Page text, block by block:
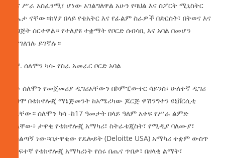
ዋና ሥራ አስፈፃሚ፣ ሆነው አገልግለዋል አሁን የባህል እና ስፖርት ሚኒስትር
ዴኤታ ናቸው።ከሃያ በላይ የቴአትር እና የፊልም ስራዎች በድርሰት፣ በትወና እና
ዝግጅት ሰርተዋል። የተለያዩ ተቋማት የቦርድ ሰብሳቢ እና አባል በመሆን
እያገለገሉ ይገኛሉ።
3ኛ. ሰለሞን ካሳ- የስራ አመራር ቦርድ አባል
አቶ ሰለሞን የመጀመሪያ ዲግሪአቸውን በኮምፒውተር ሳይንስ፣ ሁለተኛ ዲግሪ
ደግሞ በቴክኖሎጂ ማኔጅመንት ከአሜሪካው ጆርጅ ዋሽንግተን ዩኒቨርሲቲ
አላቸው። ሰለሞን ካሳ -ከ17 ዓመታት በላይ ዓለም አቀፍ የሥራ ልምድ
ያላቸው፥ ታዋቂ የቴክኖሎጂ አማካሪ፣ ስትራቴጂስት፣ የሚዲያ ባለሙያ፣
አሰልጣኝ ነው።በታዋቂው የዴሎይት (Deloitte USA) አማካሪ ተቋም ውስጥ
በከፍተኛ የቴክኖሎጂ አማካሪነት የሰሩ በጤና ጥበቃ፣ በዘላቂ ልማት፣